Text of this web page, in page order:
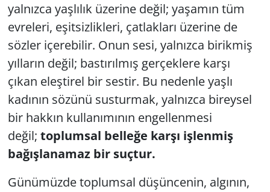
yalnızca yaşlılık üzerine değil; yaşamın tüm
evreleri, eşitsizlikleri, çatlakları üzerine de
sözler içerebilir. Onun sesi, yalnızca birikmiş
yılların değil; bastırılmış gerçeklere karşı
çıkan eleştirel bir sestir. Bu nedenle yaşlı
kadının sözünü susturmak, yalnızca bireysel
bir hakkın kullanımının engellenmesi
değil; toplumsal belleğe karşı işlenmiş
bağışlanamaz bir suçtur.
Günümüzde toplumsal düşüncenin, algının,